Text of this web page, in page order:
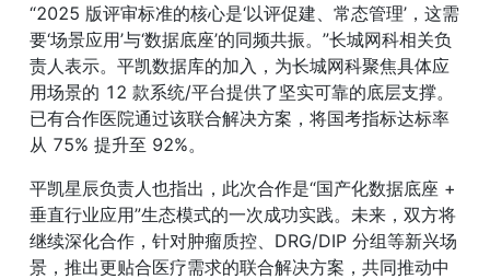
“2025 版评审标准的核心是‘以评促建、常态管理’，这需
要‘场景应用’与‘数据底座’的同频共振。”长城网科相关负
责人表示。平凯数据库的加入，为长城网科聚焦具体应
用场景的 12 款系统/平台提供了坚实可靠的底层支撑。
已有合作医院通过该联合解决方案，将国考指标达标率
从 75% 提升至 92%。
平凯星辰负责人也指出，此次合作是“国产化数据底座 +
垂直行业应用”生态模式的一次成功实践。未来，双方将
继续深化合作，针对肿瘤质控、DRG/DIP 分组等新兴场
景，推出更贴合医疗需求的联合解决方案，共同推动中